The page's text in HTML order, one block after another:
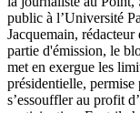
public à l’Université
Jacquemain,
partie d'émission, le
met en exergue les
présidentielle, permise
s’essouffler au profit